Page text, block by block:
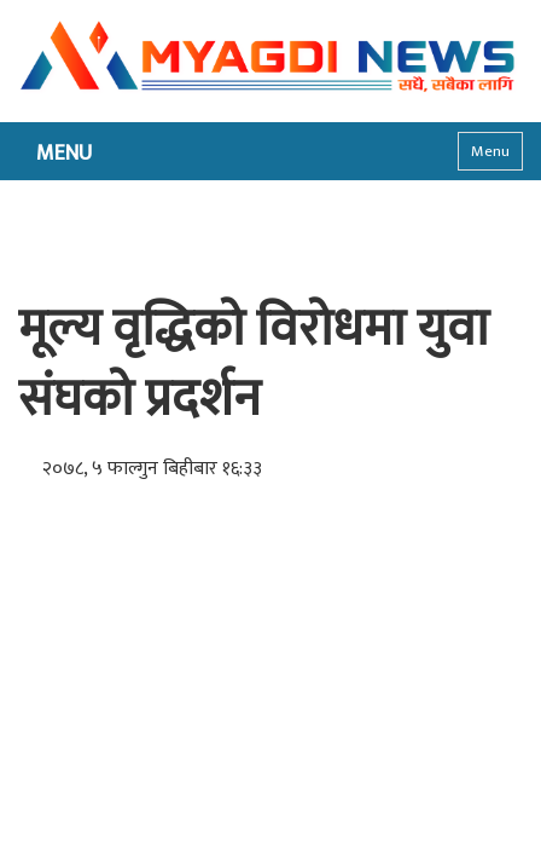
MENU Menu
मूल्य वृद्धिको विरोधमा युवा
संघको प्रदर्शन
२०७८, ५ फाल्गुन बिहीबार १६:३३